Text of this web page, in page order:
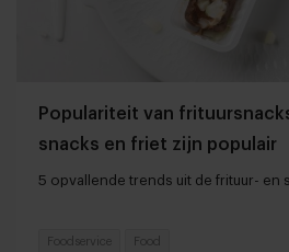
Populariteit van
snacks en friet zijn populair
5 opvallende trends uit de frituur- en
Foodservice Food